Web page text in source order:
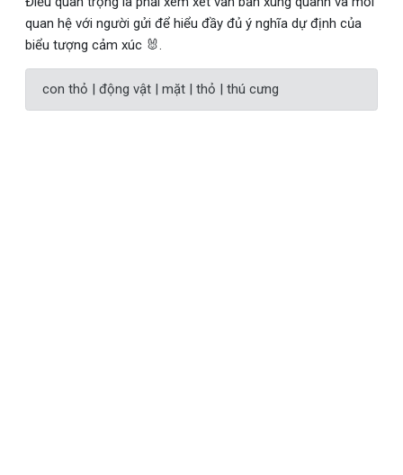
quan hệ với người gửi để hiểu đầy đủ ý nghĩa dự định của
biểu tượng cảm xúc 🐰.
con thỏ | động vật | mặt | thỏ | thú cưng